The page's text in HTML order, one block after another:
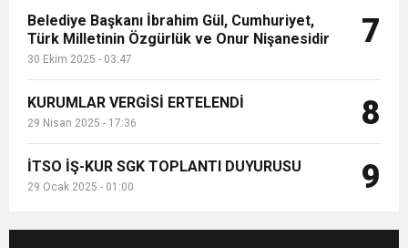
Belediye Başkanı İbrahim Gül, Cumhuriyet,
Türk Milletinin Özgürlük ve Onur Nişanesidir
30 Ekim 2025 - 03:47
7
KURUMLAR VERGİSİ ERTELENDİ
29 Nisan 2025 - 17:36 8
İTSO İŞ-KUR SGK TOPLANTI DUYURUSU
29 Ocak 2025 - 01:00 9